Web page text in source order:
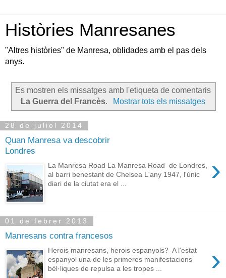
Històries Manresanes
"Altres històries" de Manresa, oblidades amb el pas dels
anys.
Es mostren els missatges amb l'etiqueta de comentaris
La Guerra del Francès. Mostrar tots els missatges
28 de juliol 2014
Quan Manresa va descobrir
Londres
›
La Manresa Road La Manresa Road de Londres,
al barri benestant de Chelsea L'any 1947, l'únic
diari de la ciutat era el ...
01 de febrer 2013
Manresans contra francesos
›
Herois manresans, herois espanyols? A l'estat
espanyol una de les primeres manifestacions
bèl·liques de repulsa a les tropes ...